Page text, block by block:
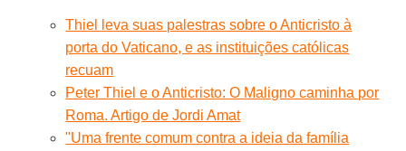
Thiel leva suas palestras sobre o Anticristo à
porta do Vaticano, e as instituições católicas
recuam
Peter Thiel e o Anticristo: O Maligno caminha por
Roma. Artigo de Jordi Amat
"Uma frente comum contra a ideia da família